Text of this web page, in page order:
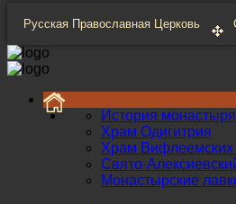
Русская Православная Церковь
История монастыря
Храм Одигитрия
Храм Вифлеемских
Свято-
Монастырские